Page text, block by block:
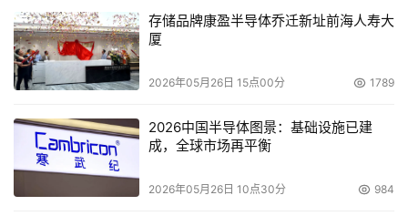
大会签约及发布环节，赛迪研究院发布了《2025数智经济
存储品牌康盈半导体乔迁新址前海人寿大
厦
2026年05月26日 15点00分 1789
2026中国半导体图景：基础设施已建
成，全球市场再平衡
2026年05月26日 10点30分 984